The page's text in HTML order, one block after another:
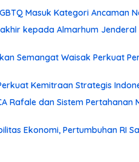
Masuk Kategori Ancaman
kepada Almarhum Jenderal
Semangat Waisak Perkuat
Kemitraan Strategis
Rafale dan Sistem Pertahanan
Ekonomi, Pertumbuhan RI